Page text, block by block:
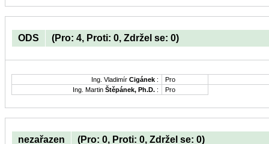
ODS (Pro: 4, Proti: 0, Zdržel se: 0)
Ing. Vladimír Cigánek :
Pro
Ing. Martin Štěpánek, Ph.D. : Pro
nezařazen (Pro: 0, Proti: 0, Zdržel se: 0)